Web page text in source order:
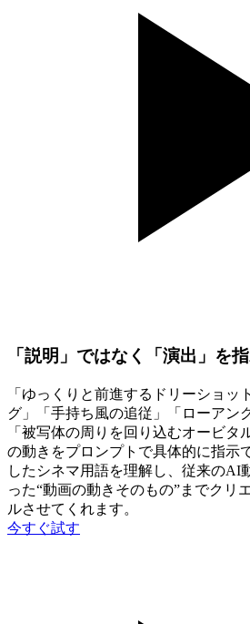
「説明」ではなく「演出」を
「ゆっくりと前進するドリーショッ
グ」「手持ち風の追従」「ローアン
「被写体の周りを回り込むオービタ
の動きをプロンプトで具体的に指示
したシネマ用語を理解し、従来のAI
った“動画の動きそのもの”までクリ
ルさせてくれます。
今すぐ試す